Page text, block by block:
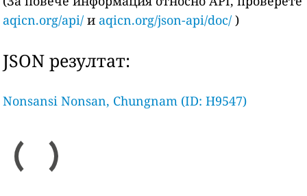
aqicn.org/api/ и aqicn.org/json-api/doc/ )
JSON резултат:
Nonsansi Nonsan, Chungnam (ID: H9547)